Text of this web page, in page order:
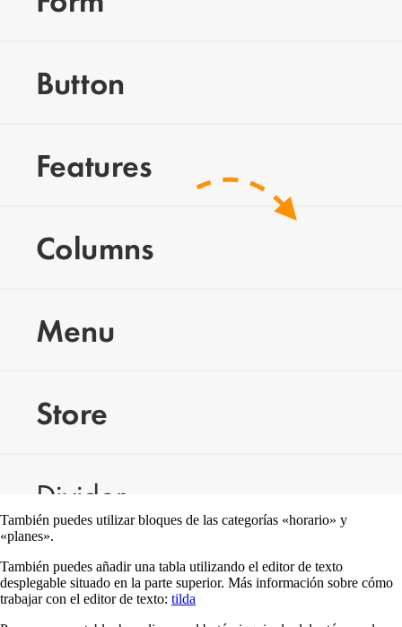
También puedes utilizar bloques de las categorías «horario» y
«planes».
También puedes añadir una tabla utilizando el editor de texto
desplegable situado en la parte superior. Más información sobre cómo
trabajar con el editor de texto: tilda